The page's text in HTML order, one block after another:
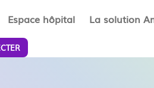
Espace hôpital La solution